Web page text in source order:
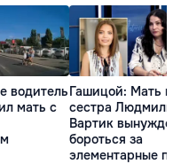
водитель
мать с
Гашицой: Мать и
сестра Людмилы
Вартик
бороться за
элементарные